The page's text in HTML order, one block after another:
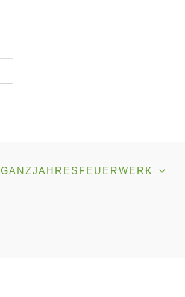
GANZJAHRESFEUERWERK